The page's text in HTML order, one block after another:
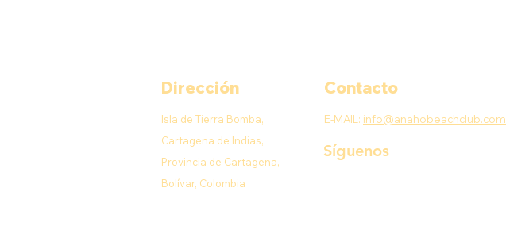
Dirección
Isla de Tierra Bomba,
Cartagena de Indias,
Provincia de Cartagena,
Bolívar, Colombia
Contacto
E-MAIL: info@anahobeachclub.com
Síguenos